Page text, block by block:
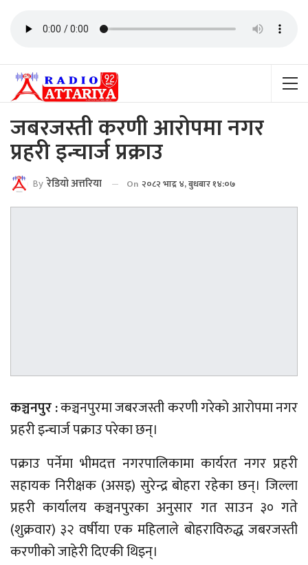
जबरजस्ती करणी आरोपमा नगर
प्रहरी इन्चार्ज प्रक्राउ
By रेडियाे अत्तरिया On २०८२ भाद्र ४, बुधबार १४:०७
कञ्चनपुर :कञ्चनपुरमा जबरजस्ती करणी गरेको आरोपमा नगर
प्रहरी इन्चार्ज पक्राउ परेका छन्।
पक्राउ पर्नेमा भीमदत्त नगरपालिकामा कार्यरत नगर प्रहरी
सहायक निरीक्षक (असइ) सुरेन्द्र बोहरा रहेका छन्। जिल्ला
प्रहरी कार्यालय कञ्चनपुरका अनुसार गत साउन ३० गते
(शुक्रवार) ३२ वर्षीया एक महिलाले बोहराविरुद्ध जबरजस्ती
करणीको जाहेरी दिएकी थिइन्।